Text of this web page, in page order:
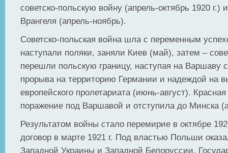
советско-польскую войну (апрель-октябрь 1920 г.)
Врангеля (апрель-ноябрь).
Советско-польская война шла с переменным
наступали поляки, заняли Киев (май), затем –
перешли польскую границу, наступая на Варшаву
прорыва на территорию Германии и надеждой на
европейского пролетариата (июнь-август).
поражение под Варшавой и отступила до Минска
Результатом войны стало перемирие в октябре
договор в марте 1921 г. Под властью Польши
Западной Украины и Западной Белоруссии.